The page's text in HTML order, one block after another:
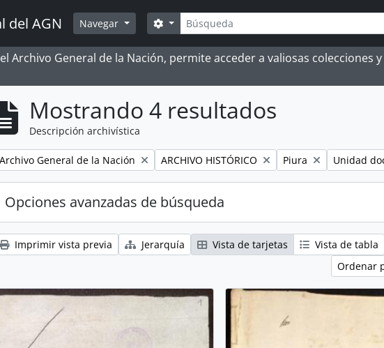
del AGN Navegar Búsqueda
Search options
Archivo General de la Nación, permite acceder a valiosas colecciones
Mostrando 4 resultados
Descripción archivística
Remove filter:
Archivo General de la Nación Remove filter:
ARCHIVO HISTÓRICO Remove filter:
Piura Remove
Unidad
Opciones avanzadas de búsqueda
Imprimir vista previa Jerarquía Vista de tarjetas
Vista de tabla
Ordenar